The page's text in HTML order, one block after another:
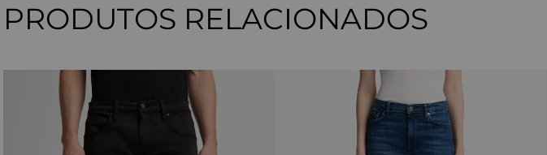
PRODUTOS RELACIONADOS